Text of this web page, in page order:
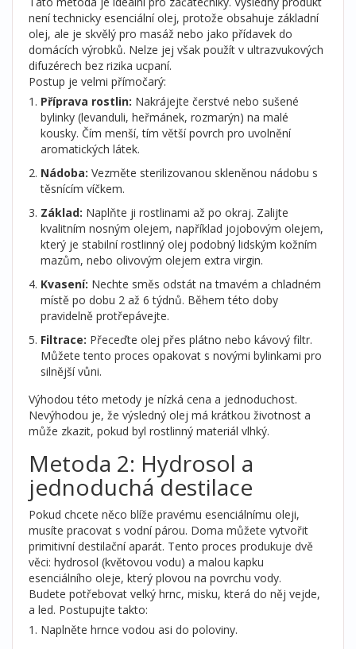
není technicky esenciální olej, protože obsahuje základní
olej, ale je skvělý pro masáž nebo jako přídavek do
domácích výrobků. Nelze jej však použít v ultrazvukových
difuzérech bez rizika ucpaní.
Postup je velmi přímočarý:
Příprava rostlin: Nakrájejte čerstvé nebo sušené
bylinky (levanduli, heřmánek, rozmarýn) na malé
kousky. Čím menší, tím větší povrch pro uvolnění
aromatických látek.
Nádoba: Vezměte sterilizovanou skleněnou nádobu s
těsnícím víčkem.
Základ: Naplňte ji rostlinami až po okraj. Zalijte
kvalitním nosným olejem, například jojobovým olejem,
který je stabilní rostlinný olej podobný lidským kožním
mazům, nebo olivovým olejem extra virgin.
Kvasení: Nechte směs odstát na tmavém a chladném
místě po dobu 2 až 6 týdnů. Během této doby
pravidelně protřepávejte.
Filtrace: Přeceďte olej přes plátno nebo kávový filtr.
Můžete tento proces opakovat s novými bylinkami pro
silnější vůni.
Výhodou této metody je nízká cena a jednoduchost.
Nevýhodou je, že výsledný olej má krátkou životnost a
může zkazit, pokud byl rostlinný materiál vlhký.
Metoda 2: Hydrosol a
jednoduchá destilace
Pokud chcete něco blíže pravému esenciálnímu oleji,
musíte pracovat s vodní párou. Doma můžete vytvořit
primitivní destilační aparát. Tento proces produkuje dvě
věci: hydrosol (květovou vodu) a malou kapku
esenciálního oleje, který plovou na povrchu vody.
Budete potřebovat velký hrnc, misku, která do něj vejde,
a led. Postupujte takto:
Naplněte hrnce vodou asi do poloviny.